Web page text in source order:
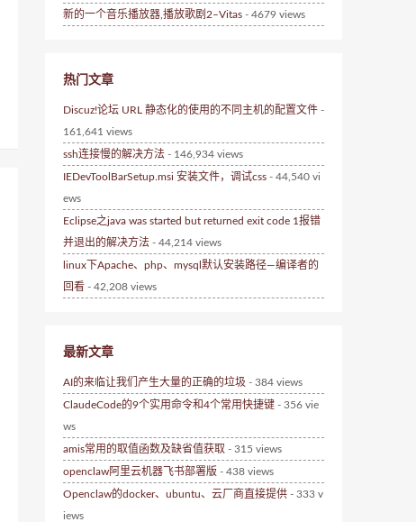
新的一个音乐播放器,播放歌剧2–Vitas - 4679 views
热门文章
Discuz!论坛 URL 静态化的使用的不同主机的配置文件 -
161,641 views
ssh连接慢的解决方法 - 146,934 views
IEDevToolBarSetup.msi 安装文件，调试css - 44,540 vi
ews
Eclipse之java was started but returned exit code 1报错
并退出的解决方法 - 44,214 views
linux下Apache、php、mysql默认安装路径—编译者的
回看 - 42,208 views
最新文章
AI的来临让我们产生大量的正确的垃圾 - 384 views
ClaudeCode的9个实用命令和4个常用快捷键 - 356 vie
ws
amis常用的取值函数及缺省值获取 - 315 views
openclaw阿里云机器飞书部署版 - 438 views
Openclaw的docker、ubuntu、云厂商直接提供 - 333 v
iews